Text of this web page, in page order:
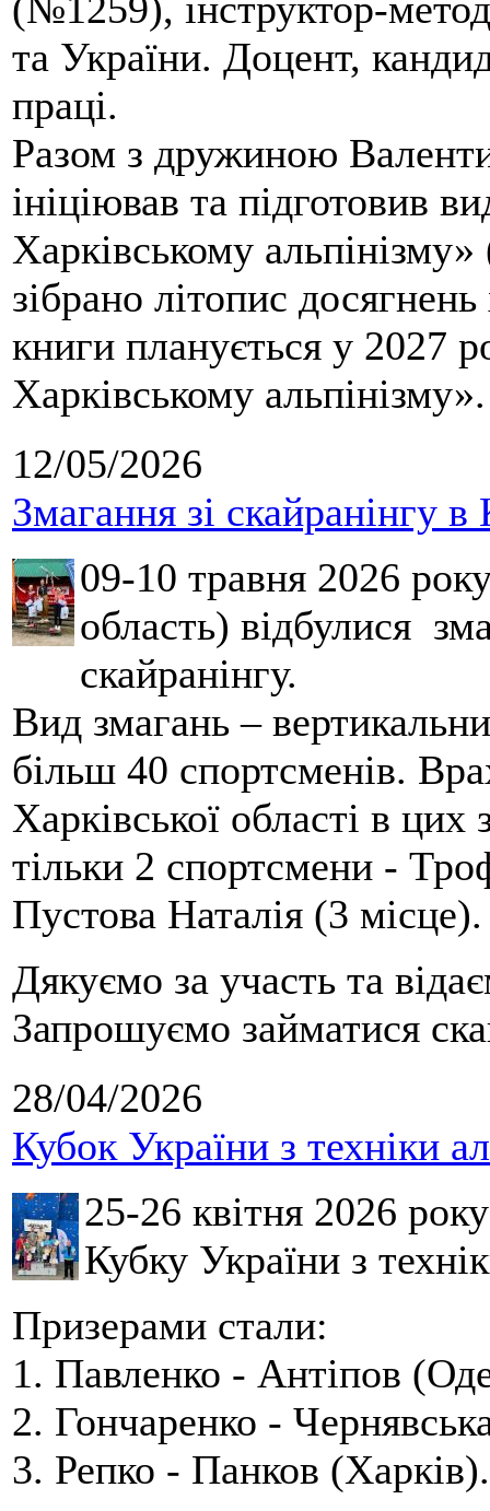
та України. Доцент,
праці.
Разом з дружиною
ініціював та підготовив
Харківському
зібрано літопис
книги планується у 2027
Харківському альпінізму».
12/05/2026
Змагання зі скайранінгу в
09-10 травня 2026
область) відбулися
скайранінгу.
Вид змагань –
більш 40 спортсменів.
Харківської області в
тільки 2 спортсмени -
Пустова Наталія (3 місце).
Дякуємо за участь та
Запрошуємо займатися
28/04/2026
Кубок України з техніки
25-26 квітня 2026
Кубку України з
Призерами стали:
1. Павленко - Антіпов
2. Гончаренко -
3. Репко - Панков (Харків).